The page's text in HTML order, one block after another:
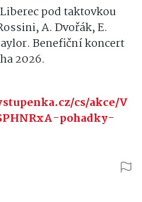
pod taktovkou
A. Dvořák, E.
Benefiční koncert
2026.
cs/akce/V
pohadky-